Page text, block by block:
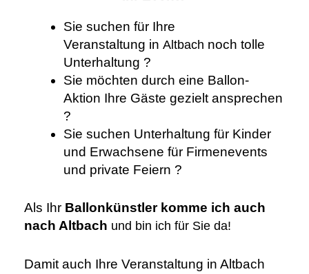
Sie suchen für Ihre
Veranstaltung inAltbach noch tolle
Unterhaltung ?
Sie möchten durch eine Ballon-
Aktion Ihre Gäste gezielt ansprechen
?
Sie suchen Unterhaltung für Kinder
und Erwachsene für Firmenevents
und private Feiern ?
Als Ihr Ballonkünstler komme ich auch
nach Altbach und bin ich für Sie da!
Damit auch Ihre Veranstaltung in Altbach